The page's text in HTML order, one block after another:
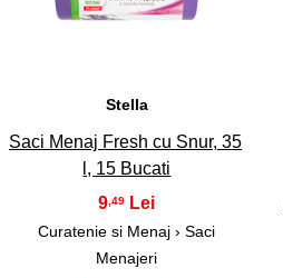
9
Stella
Saci Menaj Fresh cu Snur, 35
l, 15 Bucati
9 ,49
Curatenie si Menaj › Saci
Menajeri